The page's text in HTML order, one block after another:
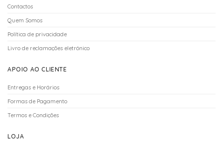
Contactos
Quem Somos
Política de privacidade
Livro de reclamações eletrónico
APOIO AO CLIENTE
Entregas e Horários
Formas de Pagamento
Termos e Condições
LOJA